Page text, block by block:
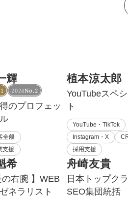
代表メッセージ（岩野
動画ディレクター
インターン
正社員
マーケマネージャー
カスタマーサクセスマ
輝
2024No.2
のプロフェッ
全般
支援
植本涼太郎
YouTubeスペ
ト
YouTube・TikTok
Instagram・X
採用支援
希
の右腕 】WEB
ネラリスト
舟崎友貴
日本トップク
SEO集団統括